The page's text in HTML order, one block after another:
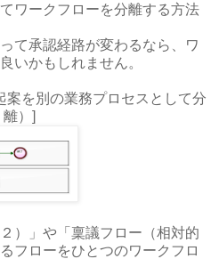
ワークフローを分離する方法
て承認経路が変わるなら、ワ
いかもしれません。
案を別の業務プロセスとして分
離）]
）」や「稟議フロー（相対的
フローをひとつのワークフロ